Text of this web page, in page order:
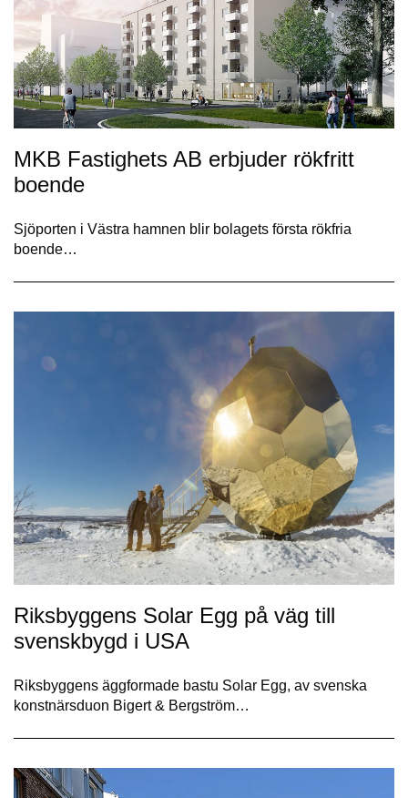
MKB Fastighets AB erbjuder rökfritt
boende
Sjöporten i Västra hamnen blir bolagets första rökfria
boende…
Riksbyggens Solar Egg på väg till
svenskbygd i USA
Riksbyggens äggformade bastu Solar Egg, av svenska
konstnärsduon Bigert & Bergström…